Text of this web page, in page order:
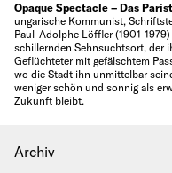
Opaque Spectacle – Das
ungarische Kommunist,
Paul-Adolphe Löffler (1901-
schillernden Sehnsuchtsort, der
Geflüchteter mit gefälschtem
wo die Stadt ihn unmittelbar
weniger schön und sonnig als
Zukunft bleibt.
Archiv